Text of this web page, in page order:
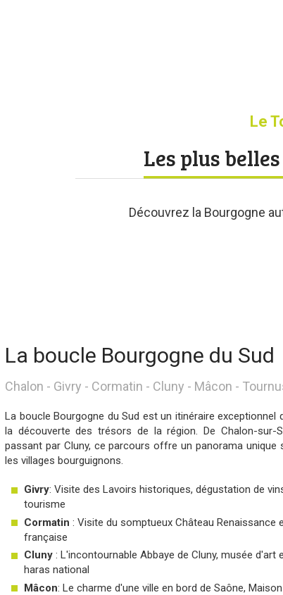
Le
Les plus
Découvrez la Bourgogne
La boucle Bourgogne du Sud
Chalon - Givry - Cormatin - Cluny - Mâcon -
La boucle Bourgogne du Sud est un itinéraire exceptionnel
la découverte des trésors de la région. De Chalon-sur-
passant par Cluny, ce parcours offre un panorama unique
les villages bourguignons.
Givry: Visite des Lavoirs historiques, dégustation de
tourisme
Cormatin : Visite du somptueux Château Renaissance
française
Cluny : L'incontournable Abbaye de Cluny, musée d'art
haras national
Mâcon: Le charme d'une ville en bord de Saône,